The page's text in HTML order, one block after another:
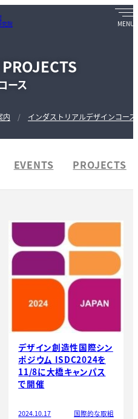
究院
ース
内 インダストリアルデザインコース
EVENTS PROJECTS
デザイン創造性国際シン
ポジウム ISDC2024を
11/8に大橋キャンパス
で開催
2024.10.17 国際的な取組